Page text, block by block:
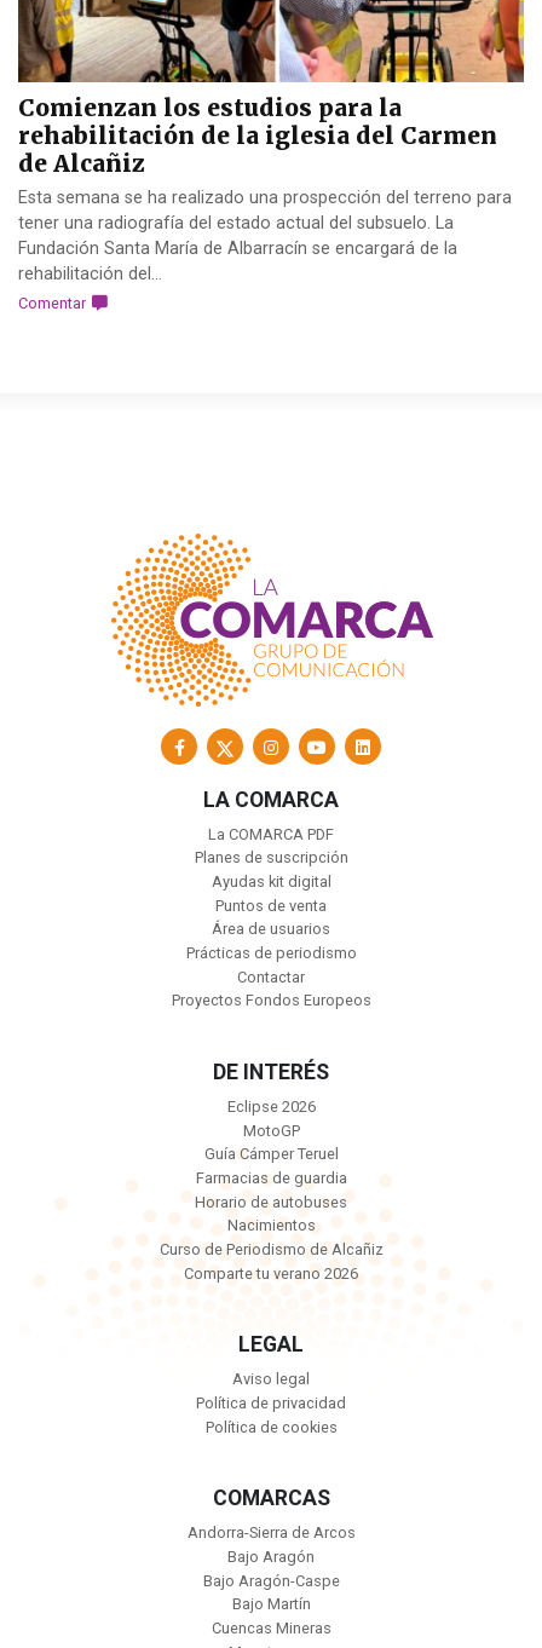
Comienzan los estudios para la
rehabilitación de la iglesia del Carmen
de Alcañiz
Esta semana se ha realizado una prospección del terreno para
tener una radiografía del estado actual del subsuelo. La
Fundación Santa María de Albarracín se encargará de la
rehabilitación del...
Comentar
LA COMARCA
La COMARCA PDF
Planes de suscripción
Ayudas kit digital
Puntos de venta
Área de usuarios
Prácticas de periodismo
Contactar
Proyectos Fondos Europeos
DE INTERÉS
Eclipse 2026
MotoGP
Guía Cámper Teruel
Farmacias de guardia
Horario de autobuses
Nacimientos
Curso de Periodismo de Alcañiz
Comparte tu verano 2026
LEGAL
Aviso legal
Política de privacidad
Política de cookies
COMARCAS
Andorra-Sierra de Arcos
Bajo Aragón
Bajo Aragón-Caspe
Bajo Martín
Cuencas Mineras